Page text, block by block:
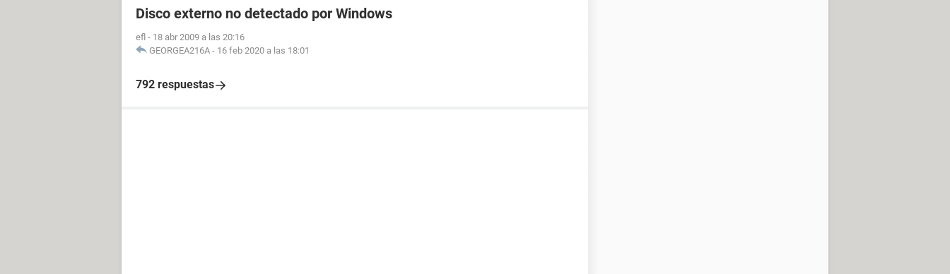
Disco externo no detectado por Windows
efl - 18 abr 2009 a las 20:16
GEORGEA216A - 16 feb 2020 a las 18:01
792 respuestas